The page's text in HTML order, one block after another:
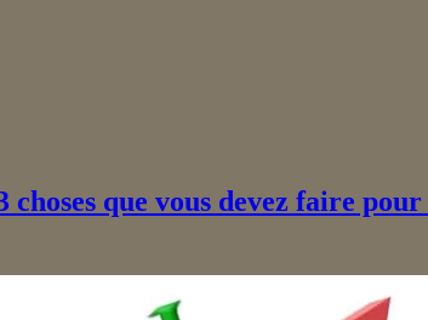
que vous devez faire